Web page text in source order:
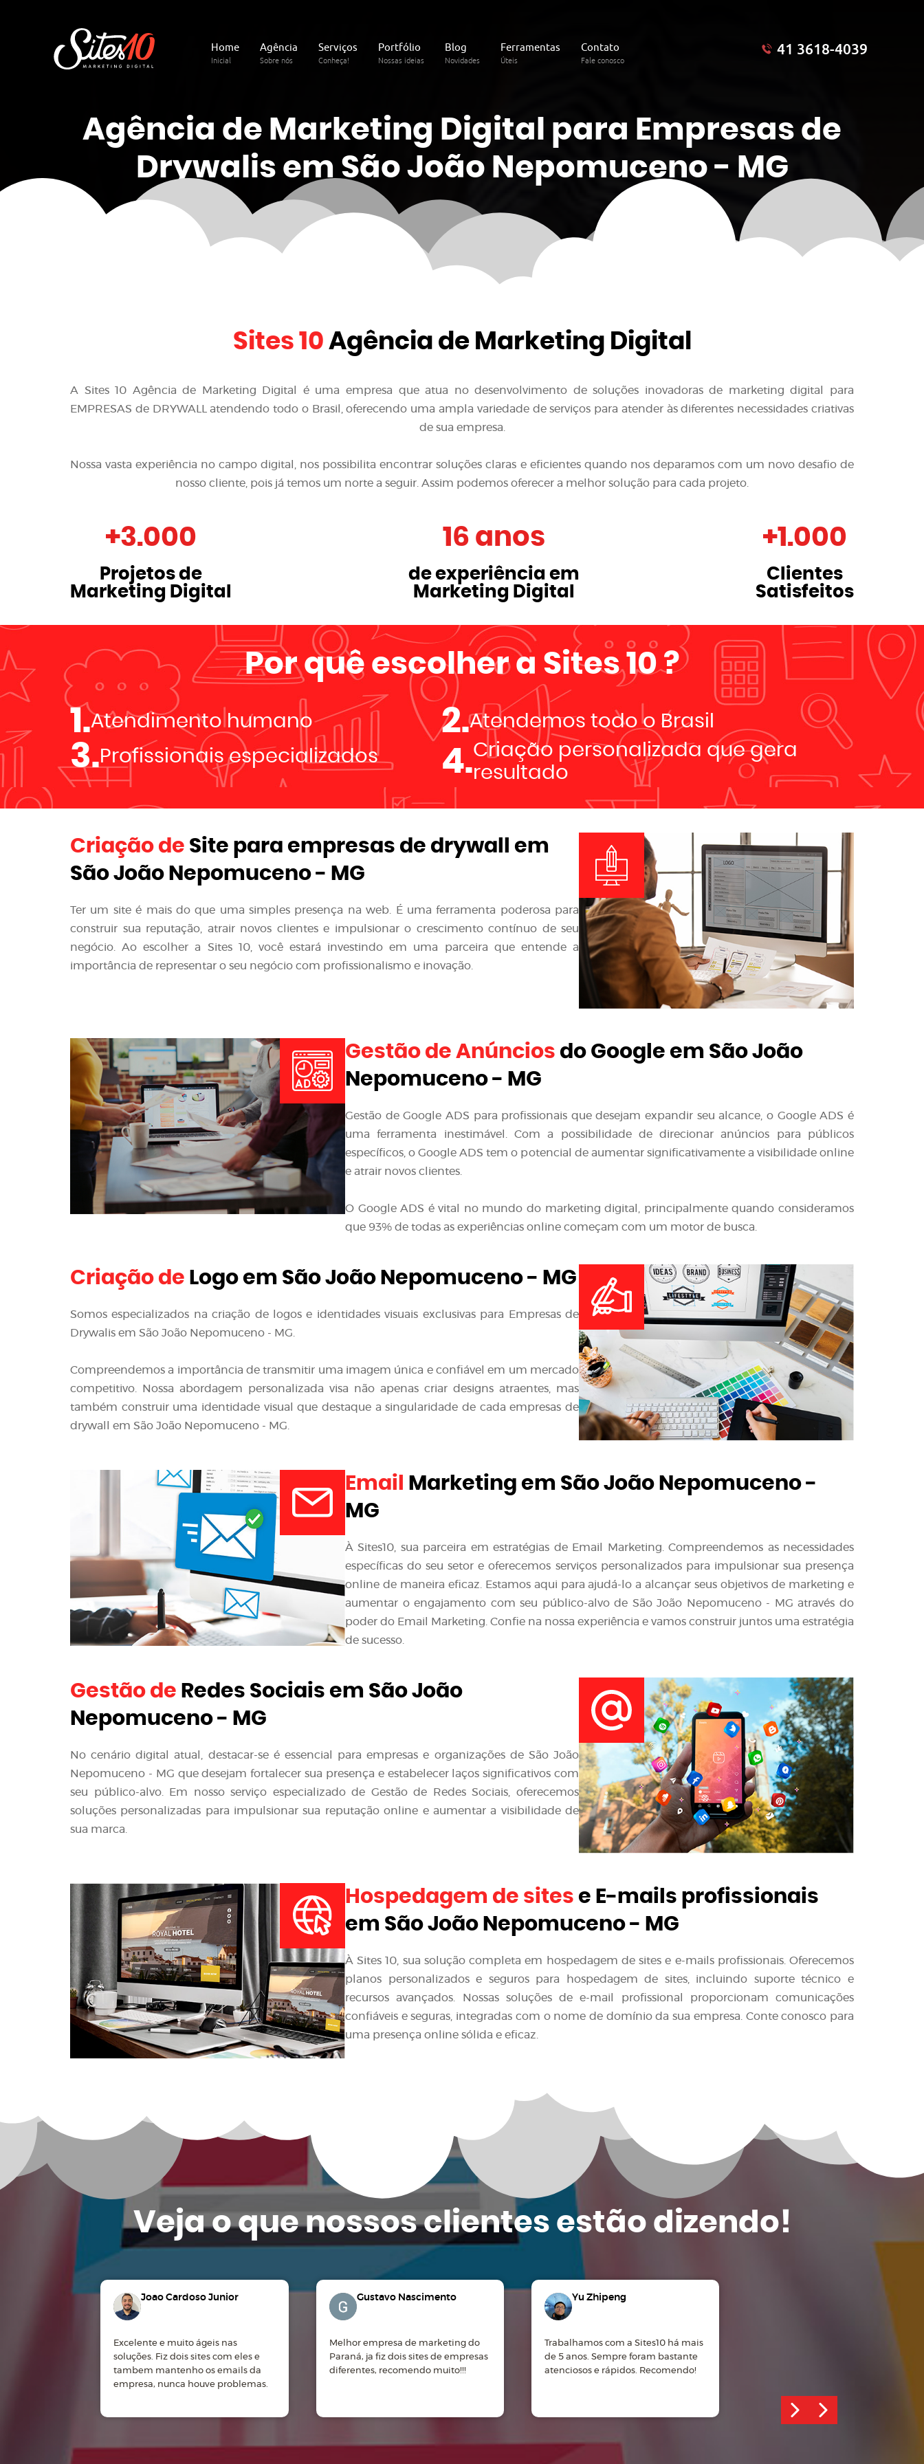
Home
Inicial
Agência
Sobre nós
Serviços
Conheça!
Portfólio
Nossas ideias
Blog
Novidades
Ferramentas
Úteis
Contato
Fale conosco
41 3618-4039
Agência de Marketing Digital para Empresas de
Drywalis em São João Nepomuceno - MG
Sites 10 Agência de Marketing Digital
A Sites 10 Agência de Marketing Digital é uma empresa que atua no desenvolvimento de soluções inovadoras de marketing digital para
EMPRESAS de DRYWALL
atendendo todo o Brasil, oferecendo uma ampla variedade de serviços para atender às diferentes necessidades criativas
de sua empresa.
Nossa vasta experiência no campo digital, nos possibilita encontrar soluções claras e eficientes quando nos deparamos com um novo desafio de
nosso cliente, pois já temos um norte a seguir. Assim podemos oferecer a melhor solução para cada projeto.
+3.000
Projetos de
Marketing Digital
16 anos
de experiência em
Marketing Digital
+1.000
Clientes
Satisfeitos
Por quê escolher a Sites 10 ?
1.Atendimento humano 2.Atendemos todo o Brasil
3.Profissionais especializados 4.Criação personalizada que gera
resultado
Criação de Site para empresas de drywall em
São João Nepomuceno - MG
Ter um site é mais do que uma simples presença na web. É uma ferramenta poderosa para
construir sua reputação, atrair novos clientes e impulsionar o crescimento contínuo de seu
negócio. Ao escolher a Sites 10, você estará investindo em uma parceira que entende a
importância de representar o seu negócio com profissionalismo e inovação.
Gestão de Anúncios do Google em São João
Nepomuceno - MG
Gestão de Google ADS para profissionais que desejam expandir seu alcance, o Google ADS é
uma ferramenta inestimável. Com a possibilidade de direcionar anúncios para públicos
específicos, o Google ADS tem o potencial de aumentar significativamente a visibilidade online
e atrair novos clientes.
O Google ADS é vital no mundo do marketing digital, principalmente quando consideramos
que 93% de todas as experiências online começam com um motor de busca.
Criação de Logo em São João Nepomuceno - MG
Somos especializados na criação de logos e identidades visuais exclusivas para Empresas de
Drywalis em São João Nepomuceno - MG.
Compreendemos a importância de transmitir uma imagem única e confiável em um mercado
competitivo. Nossa abordagem personalizada visa não apenas criar designs atraentes, mas
também construir uma identidade visual que destaque a singularidade de cada empresas de
drywall em São João Nepomuceno - MG.
Email
Marketing em São João Nepomuceno -
MG
À Sites10, sua parceira em estratégias de Email Marketing. Compreendemos as necessidades
específicas do seu setor e oferecemos serviços personalizados para impulsionar sua presença
online de maneira eficaz. Estamos aqui para ajudá-lo a alcançar seus objetivos de marketing e
aumentar o engajamento com seu público-alvo de São João Nepomuceno - MG através do
poder do Email Marketing. Confie na nossa experiência e vamos construir juntos uma estratégia
de sucesso.
Gestão de Redes Sociais em São João
Nepomuceno - MG
No cenário digital atual, destacar-se é essencial para empresas e organizações de São João
Nepomuceno - MG que desejam fortalecer sua presença e estabelecer laços significativos com
seu público-alvo. Em nosso serviço especializado de Gestão de Redes Sociais, oferecemos
soluções personalizadas para impulsionar sua reputação online e aumentar a visibilidade de
sua marca.
Hospedagem de sites e E-mails profissionais
em São João Nepomuceno - MG
À Sites 10, sua solução completa em hospedagem de sites e e-mails profissionais. Oferecemos
planos personalizados e seguros para hospedagem de sites, incluindo suporte técnico e
recursos avançados. Nossas soluções de e-mail profissional proporcionam comunicações
confiáveis e seguras, integradas com o nome de domínio da sua empresa. Conte conosco para
uma presença online sólida e eficaz.
Veja o quenossos clientes estão dizendo!
Joao Cardoso Junior
Excelente e muito ágeis nas
soluções. Fiz dois sites com eles e
tambem mantenho os emails da
empresa, nunca houve problemas.
Gustavo Nascimento
Melhor empresa de marketing do
Paraná, ja fiz dois sites de empresas
diferentes, recomendo muito!!!
Yu Zhipeng
Trabalhamos com a Sites10 há mais
de 5 anos. Sempre foram bastante
atenciosos e rápidos. Recomendo!
desenvolvido com profissionalismo!